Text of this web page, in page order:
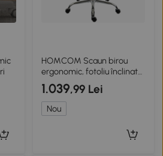
HOMCOM Scaun birou
ergonomic, fotoliu înclinat
din chenille, înălțime
reglabilă, suport pentru
picioare, Crem
1.039,99 Lei
Nou